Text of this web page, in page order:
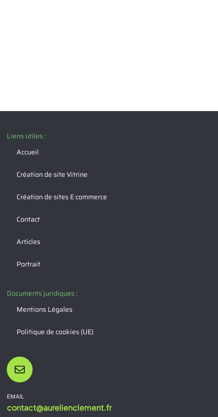
Liens utiles :
Accueil
Création de site Vitrine
Création de sites E commerce
Contact
Articles
Portrait
Documents juridiques :
Mentions Légales
Politique de cookies (UE)
EMAIL
contact@aurelienclement.fr